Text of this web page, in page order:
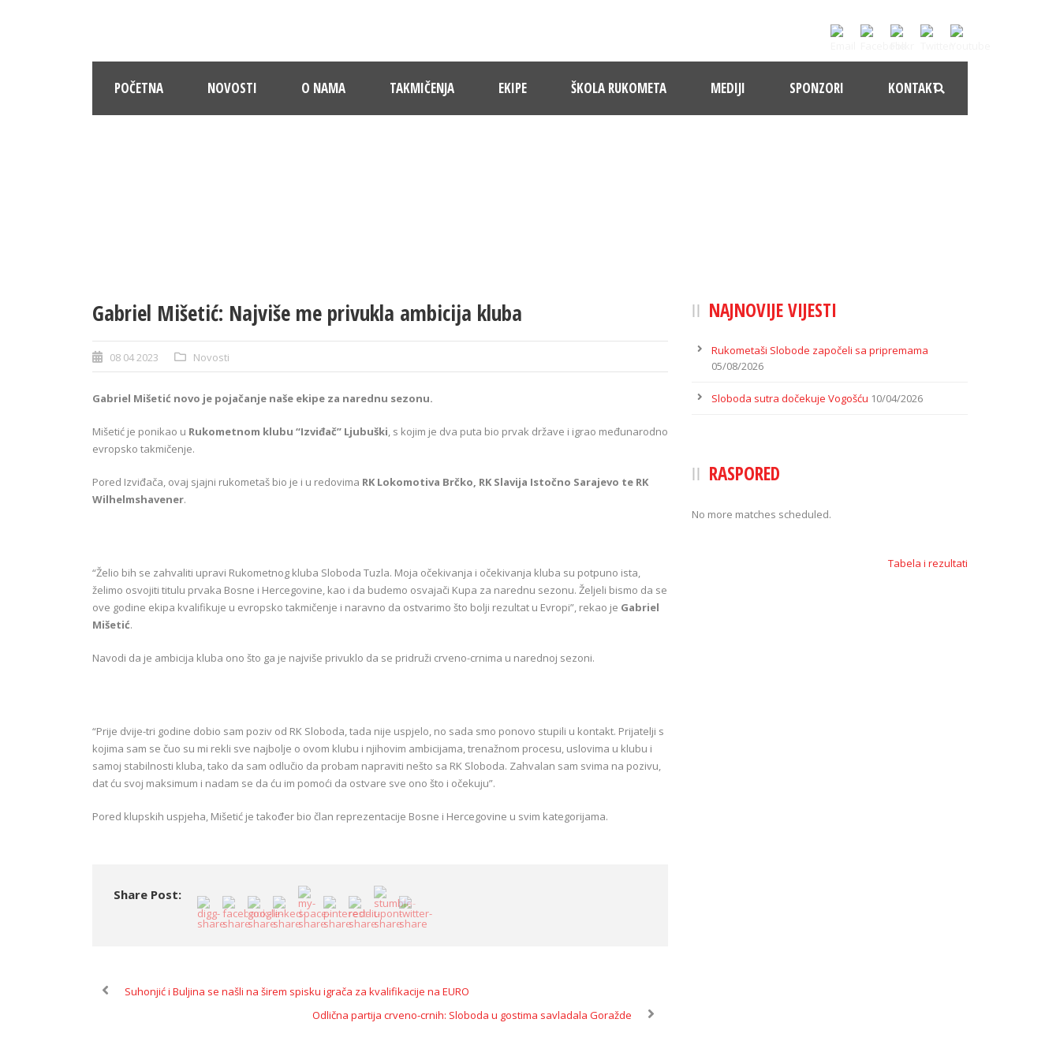
POČETNA NOVOSTI O NAMA TAKMIČENJA EKIPE ŠKOLA RUKOMETA MEDIJI SPONZORI KONTAKT
Gabriel Mišetić: Najviše me privukla ambicija kluba
08 04 2023 Novosti
Gabriel Mišetić novo je pojačanje naše ekipe za narednu sezonu.
Mišetić je ponikao u Rukometnom klubu “Izviđač” Ljubuški, s kojim je dva puta bio prvak države i igrao međunarodno
evropsko takmičenje.
Pored Izviđača, ovaj sjajni rukometaš bio je i u redovima RK Lokomotiva Brčko, RK Slavija Istočno Sarajevo te RK
Wilhelmshavener.
“Želio bih se zahvaliti upravi Rukometnog kluba Sloboda Tuzla. Moja očekivanja i očekivanja kluba su potpuno ista,
želimo osvojiti titulu prvaka Bosne i Hercegovine, kao i da budemo osvajači Kupa za narednu sezonu. Željeli bismo da se
ove godine ekipa kvalifikuje u evropsko takmičenje i naravno da ostvarimo što bolji rezultat u Evropi”, rekao je Gabriel
Mišetić.
Navodi da je ambicija kluba ono što ga je najviše privuklo da se pridruži crveno-crnima u narednoj sezoni.
“Prije dvije-tri godine dobio sam poziv od RK Sloboda, tada nije uspjelo, no sada smo ponovo stupili u kontakt. Prijatelji s
kojima sam se čuo su mi rekli sve najbolje o ovom klubu i njihovim ambicijama, trenažnom procesu, uslovima u klubu i
samoj stabilnosti kluba, tako da sam odlučio da probam napraviti nešto sa RK Sloboda. Zahvalan sam svima na pozivu,
dat ću svoj maksimum i nadam se da ću im pomoći da ostvare sve ono što i očekuju”.
Pored klupskih uspjeha, Mišetić je također bio član reprezentacije Bosne i Hercegovine u svim kategorijama.
Share Post:
Suhonjić i Buljina se našli na širem spisku igrača za kvalifikacije na EURO
Odlična partija crveno-crnih: Sloboda u gostima savladala Goražde
NAJNOVIJE VIJESTI
Rukometaši Slobode započeli sa pripremama
05/08/2026
Sloboda sutra dočekuje Vogošću 10/04/2026
RASPORED
No more matches scheduled.
Tabela i rezultati